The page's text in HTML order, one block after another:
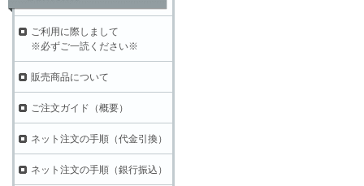
ご利用に際しまして
※必ずご一読ください※
販売商品について
ご注文ガイド（概要）
ネット注文の手順（代金引換）
ネット注文の手順（銀行振込）